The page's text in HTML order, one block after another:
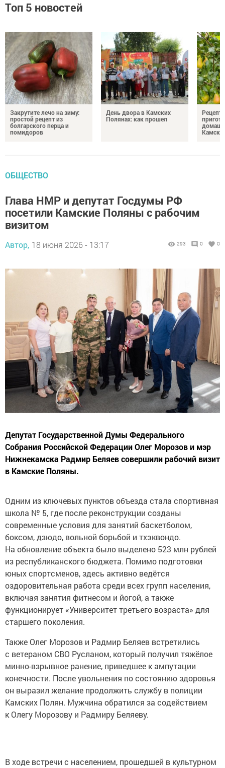
Топ 5 новостей
Закрутите лечо на зиму:
простой рецепт из
болгарского перца и
помидоров
День двора в Камских
Полянах: как прошел
ОБЩЕСТВО
Глава НМР и депутат Госдумы РФ
посетили Камские Поляны с рабочим
визитом
Автор, 18 июня 2026 - 13:17 293 0 0
Депутат Государственной Думы Федерального
Собрания Российской Федерации Олег Морозов и мэр
Нижнекамска Радмир Беляев совершили рабочий визит
в Камские Поляны.
Одним из ключевых пунктов объезда стала спортивная
школа № 5, где после реконструкции созданы
современные условия для занятий баскетболом,
боксом, дзюдо, вольной борьбой и тхэквондо.
На обновление объекта было выделено 523 млн рублей
из республиканского бюджета. Помимо подготовки
юных спортсменов, здесь активно ведётся
оздоровительная работа среди всех групп населения,
включая занятия фитнесом и йогой, а также
функционирует «Университет третьего возраста» для
старшего поколения.
Также Олег Морозов и Радмир Беляев встретились
с ветераном СВО Русланом, который получил тяжёлое
минно-взрывное ранение, приведшее к ампутации
конечности. После увольнения по состоянию здоровья
он выразил желание продолжить службу в полиции
Камских Полян. Мужчина обратился за содействием
к Олегу Морозову и Радмиру Беляеву.
В ходе встречи с населением, прошедшей в культурном